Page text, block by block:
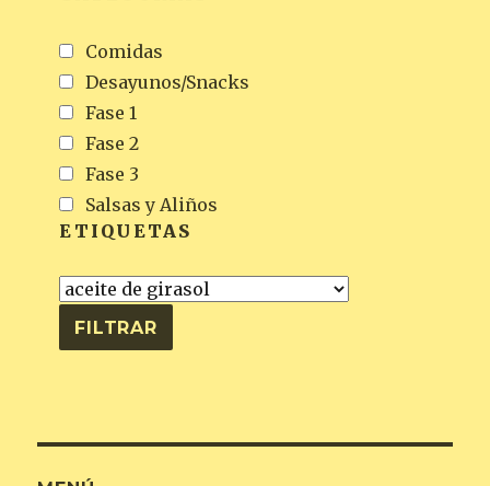
Comidas
Desayunos/Snacks
Fase 1
Fase 2
Fase 3
Salsas y Aliños
ETIQUETAS